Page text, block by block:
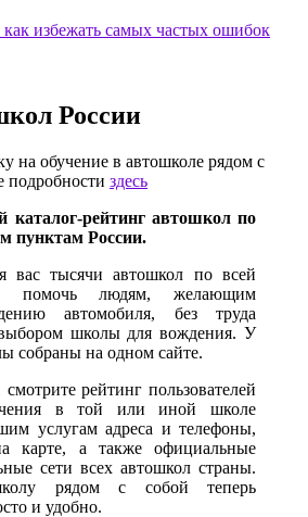
как избежать самых частых ошибок
России
на обучение в автошколе рядом с
подробности здесь
рейтинг автошкол по
пунктам России.
вас тысячи автошкол по всей
помочь людям, желающим
автомобиля, без труда
выбором школы для вождения. У
собраны на одном сайте.
рейтинг пользователей
в той или иной школе
услугам адреса и телефоны,
карте, а также официальные
сети всех автошкол страны.
рядом с собой теперь
и удобно.